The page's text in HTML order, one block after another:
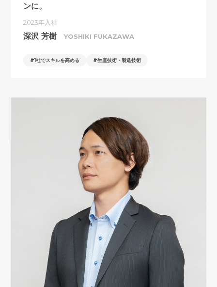
ンに。
2023年入社
深沢 芳樹 YOSHIKI FUKAZAWA
1社でスキルを高める 生産技術・製造技術